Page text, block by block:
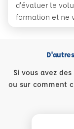
d'évaluer le
formation et ne
Si vous avez
ou sur comment